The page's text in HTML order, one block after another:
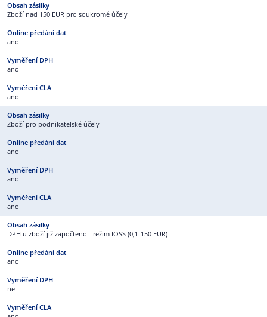
Zboží nad 150 EUR pro soukromé účely
ano
ano
ano
Zboží pro podnikatelské účely
ano
ano
ano
DPH u zboží již započteno - režim IOSS (0,1-150 EUR)
ano
ne